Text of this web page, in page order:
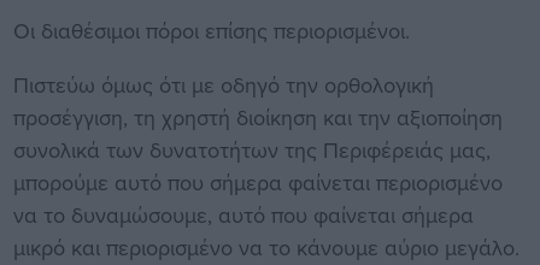
Οι διαθέσιμοι πόροι επίσης περιορισμένοι.
Πιστεύω όμως ότι με οδηγό την ορθολογική
προσέγγιση, τη χρηστή διοίκηση και την αξιοποίηση
συνολικά των δυνατοτήτων της Περιφέρειάς μας,
μπορούμε αυτό που σήμερα φαίνεται περιορισμένο
να το δυναμώσουμε, αυτό που φαίνεται σήμερα
μικρό και περιορισμένο να το κάνουμε αύριο μεγάλο.